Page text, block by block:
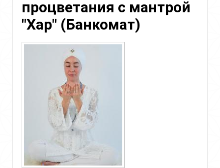
нейтральности"
процветания с мантрой
"Хар" (Банкомат)